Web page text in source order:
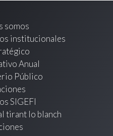
somos
institucionales
Anual
Público
SIGEFI
tirant lo blanch